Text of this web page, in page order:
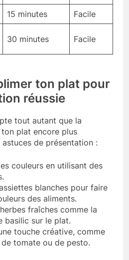
15 minutes
Facile
30 minutes Facile
ton plat pour
réussie
tout autant que la
plat encore plus
de présentation :
couleurs en utilisant des
blanches pour faire
des aliments.
fraîches comme la
basilic sur le plat.
touche créative, comme
tomate ou de pesto.